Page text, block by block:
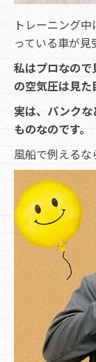
トレーニング
っている車が見
私はプロなの
の空気圧は見た
実は、パンクな
ものなのです。
風船で例える